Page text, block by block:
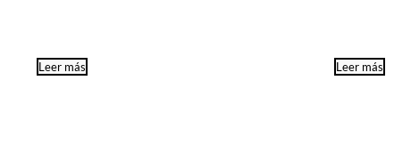
Leer más Leer más